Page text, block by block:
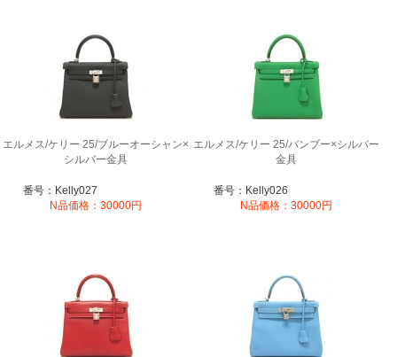
エルメス/ケリー 25/ブルーオーシャン×
シルバー金具
番号：Kelly027
N品価格：30000円
エルメス/ケリー 25/バンブー×シルバー
金具
番号：Kelly026
N品価格：30000円